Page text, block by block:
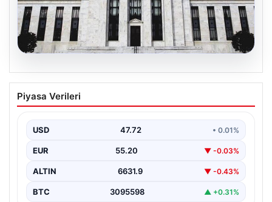
08.08.2026
ABD Merkez Bankası Politika Faizini
Sabit Tuttu
göstergelerin ve piyasa beklentilerinin ışığında politika
faiz oranını…
Piyasa Verileri
USD 47.72 • 0.01%
EUR 55.20 ▼ -0.03%
ALTIN 6631.9 ▼ -0.43%
BTC 3095598 ▲ +0.31%